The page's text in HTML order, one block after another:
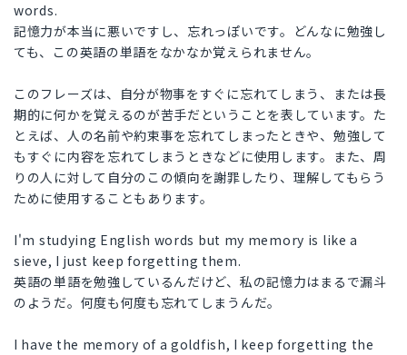
words.
記憶力が本当に悪いですし、忘れっぽいです。どんなに勉強し
ても、この英語の単語をなかなか覚えられません。
このフレーズは、自分が物事をすぐに忘れてしまう、または長
期的に何かを覚えるのが苦手だということを表しています。た
とえば、人の名前や約束事を忘れてしまったときや、勉強して
もすぐに内容を忘れてしまうときなどに使用します。また、周
りの人に対して自分のこの傾向を謝罪したり、理解してもらう
ために使用することもあります。
I'm studying English words but my memory is like a
sieve, I just keep forgetting them.
英語の単語を勉強しているんだけど、私の記憶力はまるで漏斗
のようだ。何度も何度も忘れてしまうんだ。
I have the memory of a goldfish, I keep forgetting the